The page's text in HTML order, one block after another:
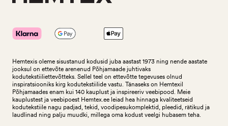
Hemtexis oleme sisustanud kodusid juba aastast 1973 ning nende aastate
jooksul on ettevõte arenenud Põhjamaade juhtivaks
kodutekstiiliettevõtteks. Sellel teel on ettevõtte tegevuses olnud
inspiratsiooniks kirg kodutekstiilide vastu. Tänaseks on Hemtexil
Põhjamaades enam kui 140 kauplust ja inspireeriv veebipood. Meie
kauplustest ja veebipoest Hemtex.ee leiad hea hinnaga kvaliteetseid
kodutekstiile nagu padjad, tekid, voodipesukomplektid, pleedid, rätikud ja
laudlinad ning palju muudki, millega oma kodust veelgi hubasem teha.